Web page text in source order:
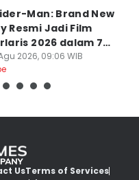
Man: Brand New
Resmi Jadi Film
2026 dalam 7
2026, 09:06 WIB
UsTerms of Services